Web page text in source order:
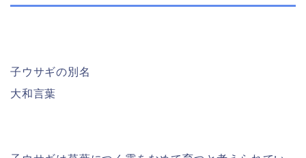
子ウサギの別名
大和言葉